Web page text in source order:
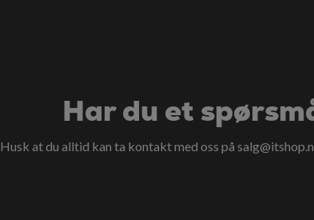
Har du et
Husk at du alltid kan ta kontakt med oss på